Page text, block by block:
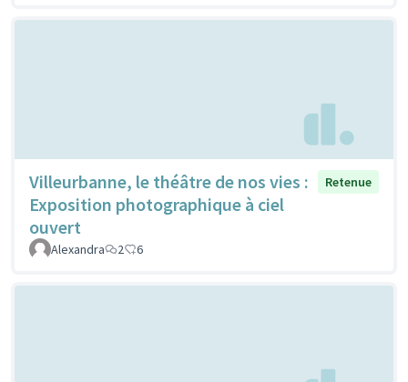
Villeurbanne, le théâtre de nos vies :
Exposition photographique à ciel
ouvert
Retenue
Alexandra 2 6